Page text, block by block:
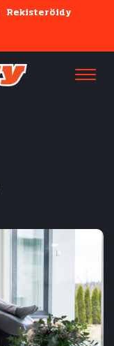
Rekisteröidy